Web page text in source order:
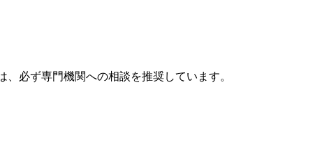
必ず専門機関への相談を推奨しています。